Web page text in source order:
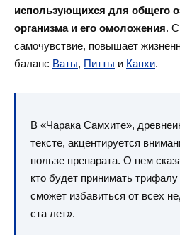
использующихся для общего
организма и его омоложения.
самочувствие, повышает
баланс Ваты, Питты и Капхи.
В «Чарака Самхите»,
тексте, акцентируется
пользе препарата. О нем
кто будет принимать трифалу
сможет избавиться от всех
ста лет».